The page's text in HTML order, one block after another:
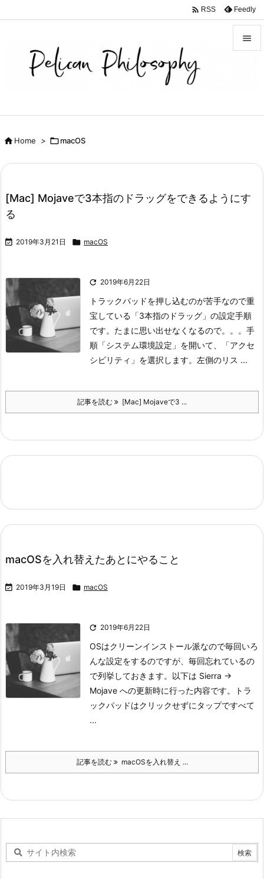

次へ
検索
 RSS Feedly
Home > macOS
[Mac] Mojaveで3本指のドラッグをできるようにす
る
 2019年3月21日  macOS
 2019年6月22日
トラックパッドを押し込むのが苦手なので重
宝している「3本指のドラッグ」の設定手順
です。 たまに思い出せなくなるので。。。 手
順 「システム環境設定」を開いて、「アクセ
シビリティ」を選択します。 左側のリス ...
記事を読む [Mac] Mojaveで3 ...
macOSを入れ替えたあとにやること
 2019年3月19日  macOS
 2019年6月22日
OSはクリーンインストール派なので毎回いろ
んな設定をするのですが、毎回忘れているの
で列挙しておきます。 以下は Sierra →
Mojave への更新時に行った内容です。
トラ
ックパッドはクリックせずにタップですべて
...
記事を読む macOSを入れ替え ...